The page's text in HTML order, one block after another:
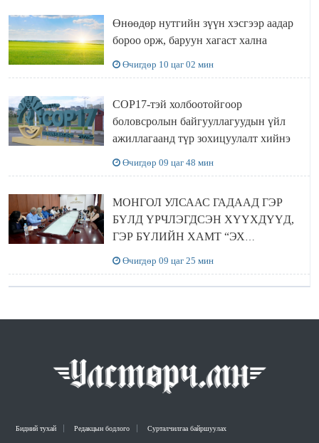
Өнөөдөр нутгийн зүүн хэсгээр аадар
бороо орж, баруун хагаст хална
Өчигдөр 10 цаг 02 мин
COP17-тэй холбоотойгоор
боловсролын байгууллагуудын үйл
ажиллагаанд түр зохицуулалт хийнэ
Өчигдөр 09 цаг 48 мин
МОНГОЛ УЛСААС ГАДААД ГЭР
БҮЛД ҮРЧЛЭГДСЭН ХҮҮХДҮҮД,
ГЭР БҮЛИЙН ХАМТ “ЭХ
Өчигдөр 09 цаг 25 мин
Бидний тухай Редакцын бодлого Сурталчилгаа байршуулах